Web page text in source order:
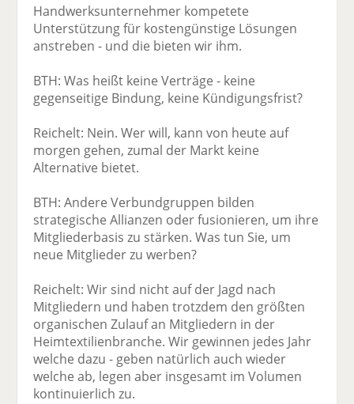
Handwerksunternehmer kompetete
Unterstützung für kostengünstige Lösungen
anstreben - und die bieten wir ihm.
BTH: Was heißt keine Verträge - keine
gegenseitige Bindung, keine Kündigungsfrist?
Reichelt: Nein. Wer will, kann von heute auf
morgen gehen, zumal der Markt keine
Alternative bietet.
BTH: Andere Verbundgruppen bilden
strategische Allianzen oder fusionieren, um ihre
Mitgliederbasis zu stärken. Was tun Sie, um
neue Mitglieder zu werben?
Reichelt: Wir sind nicht auf der Jagd nach
Mitgliedern und haben trotzdem den größten
organischen Zulauf an Mitgliedern in der
Heimtextilienbranche. Wir gewinnen jedes Jahr
welche dazu - geben natürlich auch wieder
welche ab, legen aber insgesamt im Volumen
kontinuierlich zu.